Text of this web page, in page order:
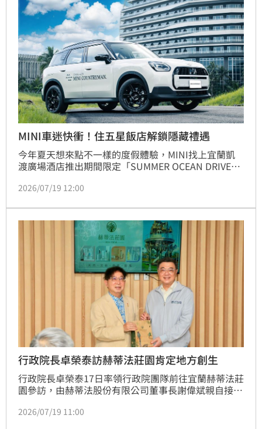
MINI車迷快衝！住五星飯店解鎖隱藏禮遇
今年夏天想來點不一樣的度假體驗，MINI找上宜蘭凱
渡廣場酒店推出期間限定「SUMMER OCEAN DRIVE」
客不只住得舒服，還能體驗MINI的駕馭魅力，活動一
2026/07/19 12:00
行政院長卓榮泰訪赫蒂法莊園肯定地方創生
行政院長卓榮泰17日率領行政院團隊前往宜蘭赫蒂法莊
園參訪，由赫蒂法股份有限公司董事長謝偉斌親自接
生成果。卓院長對赫蒂法深耕宜蘭、結合生技產業與地
2026/07/19 11:00